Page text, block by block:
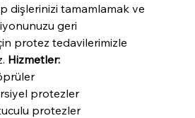
dişlerinizi tamamlamak ve
geri
protez tedavilerimizle
Hizmetler:
protezler
protezler